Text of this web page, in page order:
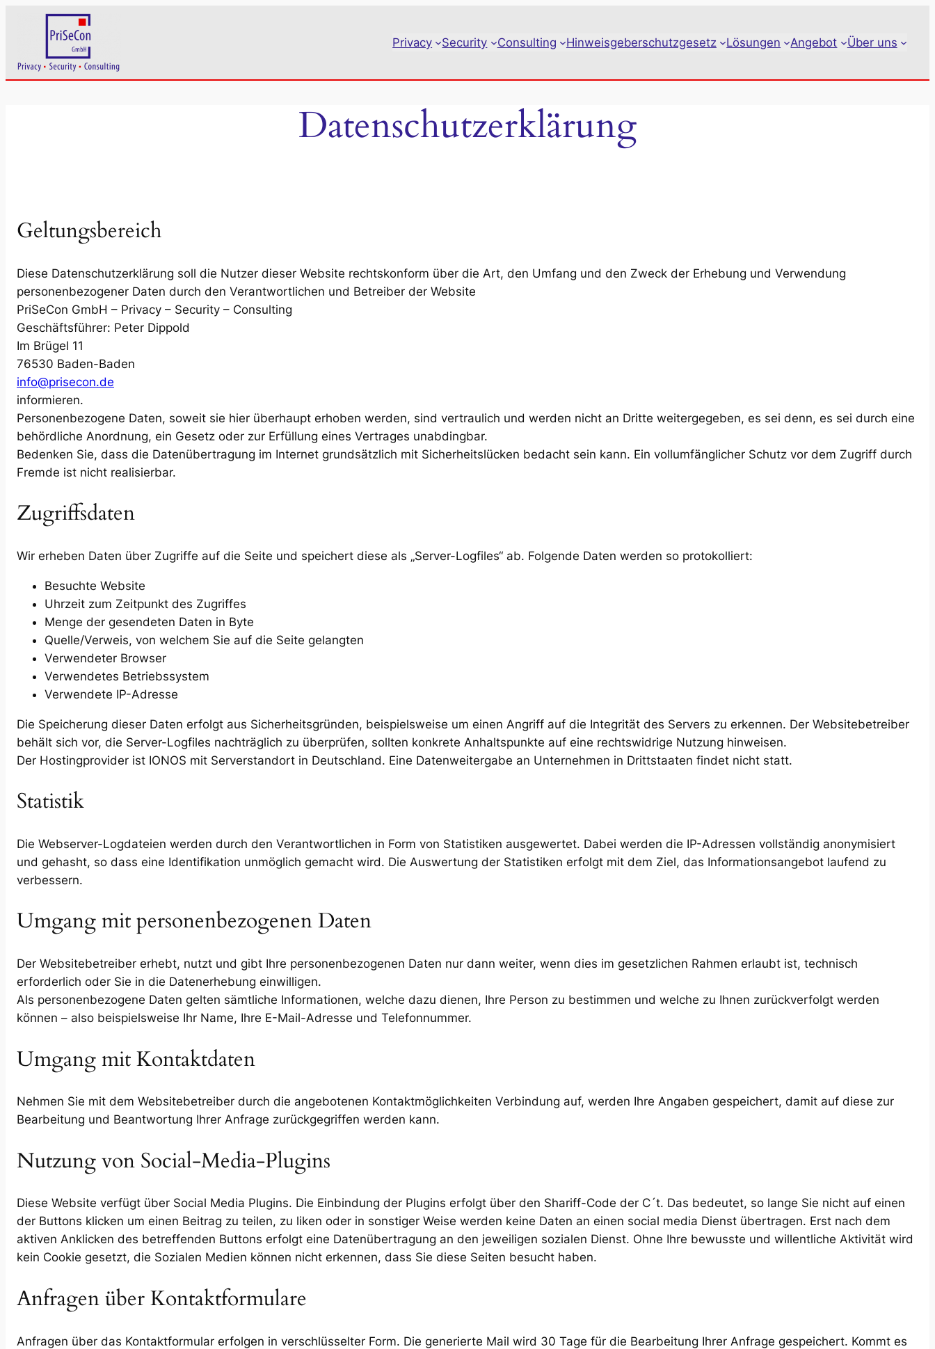
Privacy Security Consulting Hinweisgeberschutzgesetz Lösungen Angebot Über uns
Datenschutzerklärung
Geltungsbereich
Diese Datenschutzerklärung soll die Nutzer dieser Website rechtskonform über die Art, den Umfang und den Zweck der Erhebung und Verwendung
personenbezogener Daten durch den Verantwortlichen und Betreiber der Website
PriSeCon GmbH – Privacy – Security – Consulting
Geschäftsführer: Peter Dippold
Im Brügel 11
76530 Baden-Baden
info@prisecon.de
informieren.
Personenbezogene Daten, soweit sie hier überhaupt erhoben werden, sind vertraulich und werden nicht an Dritte weitergegeben, es sei denn, es sei durch eine
behördliche Anordnung, ein Gesetz oder zur Erfüllung eines Vertrages unabdingbar.
Bedenken Sie, dass die Datenübertragung im Internet grundsätzlich mit Sicherheitslücken bedacht sein kann. Ein vollumfänglicher Schutz vor dem Zugriff durch
Fremde ist nicht realisierbar.
Zugriffsdaten
Wir erheben Daten über Zugriffe auf die Seite und speichert diese als „Server-Logfiles“ ab. Folgende Daten werden so protokolliert:
Besuchte Website
Uhrzeit zum Zeitpunkt des Zugriffes
Menge der gesendeten Daten in Byte
Quelle/Verweis, von welchem Sie auf die Seite gelangten
Verwendeter Browser
Verwendetes Betriebssystem
Verwendete IP-Adresse
Die Speicherung dieser Daten erfolgt aus Sicherheitsgründen, beispielsweise um einen Angriff auf die Integrität des Servers zu erkennen. Der Websitebetreiber
behält sich vor, die Server-Logfiles nachträglich zu überprüfen, sollten konkrete Anhaltspunkte auf eine rechtswidrige Nutzung hinweisen.
Der Hostingprovider ist IONOS mit Serverstandort in Deutschland. Eine Datenweitergabe an Unternehmen in Drittstaaten findet nicht statt.
Statistik
Die Webserver-Logdateien werden durch den Verantwortlichen in Form von Statistiken ausgewertet. Dabei werden die IP-Adressen vollständig anonymisiert
und gehasht, so dass eine Identifikation unmöglich gemacht wird. Die Auswertung der Statistiken erfolgt mit dem Ziel, das Informationsangebot laufend zu
verbessern.
Umgang mit personenbezogenen Daten
Der Websitebetreiber erhebt, nutzt und gibt Ihre personenbezogenen Daten nur dann weiter, wenn dies im gesetzlichen Rahmen erlaubt ist, technisch
erforderlich oder Sie in die Datenerhebung einwilligen.
Als personenbezogene Daten gelten sämtliche Informationen, welche dazu dienen, Ihre Person zu bestimmen und welche zu Ihnen zurückverfolgt werden
können – also beispielsweise Ihr Name, Ihre E-Mail-Adresse und Telefonnummer.
Umgang mit Kontaktdaten
Nehmen Sie mit dem Websitebetreiber durch die angebotenen Kontaktmöglichkeiten Verbindung auf, werden Ihre Angaben gespeichert, damit auf diese zur
Bearbeitung und Beantwortung Ihrer Anfrage zurückgegriffen werden kann.
Nutzung von Social-Media-Plugins
Diese Website verfügt über Social Media Plugins. Die Einbindung der Plugins erfolgt über den Shariff-Code der C´t. Das bedeutet, so lange Sie nicht auf einen
der Buttons klicken um einen Beitrag zu teilen, zu liken oder in sonstiger Weise werden keine Daten an einen social media Dienst übertragen. Erst nach dem
aktiven Anklicken des betreffenden Buttons erfolgt eine Datenübertragung an den jeweiligen sozialen Dienst. Ohne Ihre bewusste und willentliche Aktivität wird
kein Cookie gesetzt, die Sozialen Medien können nicht erkennen, dass Sie diese Seiten besucht haben.
Anfragen über Kontaktformulare
Anfragen über das Kontaktformular erfolgen in verschlüsselter Form. Die generierte Mail wird 30 Tage für die Bearbeitung Ihrer Anfrage gespeichert. Kommt es